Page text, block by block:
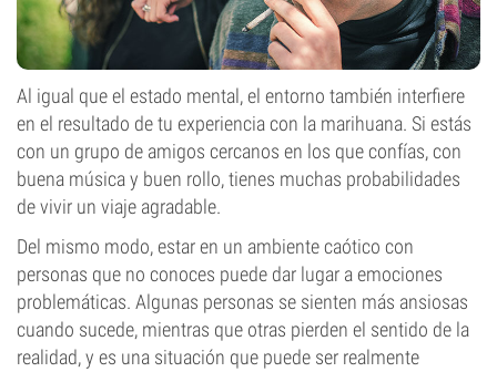
Al igual que el estado mental, el entorno también interfiere
en el resultado de tu experiencia con la marihuana. Si estás
con un grupo de amigos cercanos en los que confías, con
buena música y buen rollo, tienes muchas probabilidades
de vivir un viaje agradable.
Del mismo modo, estar en un ambiente caótico con
personas que no conoces puede dar lugar a emociones
problemáticas. Algunas personas se sienten más ansiosas
cuando sucede, mientras que otras pierden el sentido de la
realidad, y es una situación que puede ser realmente